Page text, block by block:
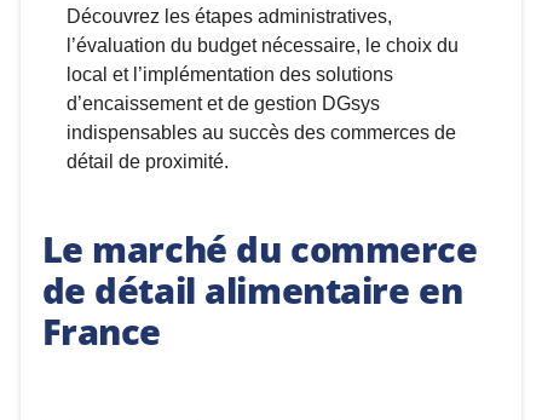
Découvrez les étapes administratives,
l’évaluation du budget nécessaire, le choix du
local et l’implémentation des solutions
d’encaissement et de gestion DGsys
indispensables au succès des commerces de
détail de proximité.
Le marché du commerce
de détail alimentaire en
France